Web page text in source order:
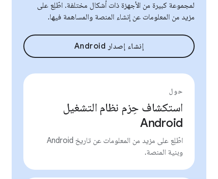
لمجموعة كبيرة من الأجهزة ذات أشكال مختلفة. اطّلِع على
مزيد من المعلومات عن إنشاء المنصة والمساهمة فيها.
إنشاء إصدار Android
حول
استكشاف حِزم نظام التشغيل
Android
اطّلِع على مزيد من المعلومات عن تاريخ Android
وبنية المنصة.